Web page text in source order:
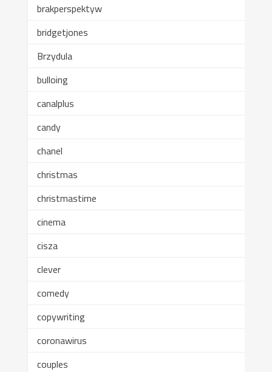
brakperspektyw
bridgetjones
Brzydula
bulloing
canalplus
candy
chanel
christmas
christmastime
cinema
cisza
clever
comedy
copywriting
coronawirus
couples